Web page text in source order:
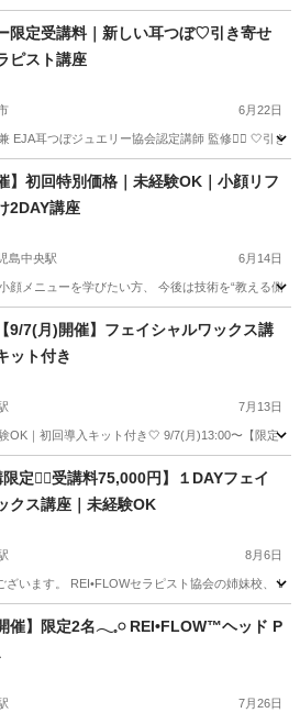
その他 フェイシャル
限定受講料｜新しい耳つぼ♡引き寄せ
ピスト講座
6月22日
EJA耳つぼジュエリー協会認定講師 監修❤️‍🔥 🤍引
つぼ
】初回特別価格｜未経験OK｜小顔リフ
2DAY講座
島中央駅 6月14日
顔メニューを学びたい方、 今後は技術を“教える側
中央駅 リフトアップ
9/7(月)開催】フェイシャルワックス講
ット付き
7月13日
OK｜初回導入キット付き🤍 9/7(月)13:00〜【限定
スキンケア フェイシャル
限定❤️‍🔥受講料75,000円】１DAYフェイ
クス講座｜未経験OK
8月6日
ざいます。 REI•FLOWセラピスト協会の姉妹校、
美容健康 フェイシャル
催】限定2名𓂃𓈒𓏸 REI•FLOW™ヘッド P
7月26日